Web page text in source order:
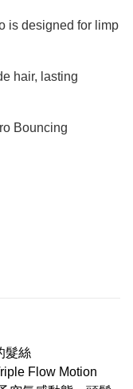
is designed for limp
hair, lasting
Bouncing
髮絲
Flow Motion